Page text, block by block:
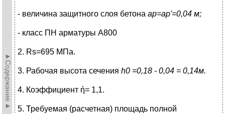
►Содержание►
- величина защитного слоя бетона ар=ар'=0,04 м;
- класс ПН арматуры А800
2. Rs=695 МПа.
3. Рабочая высота сечения h0 =0,18 - 0,04 = 0,14м.
4. Коэффициент ή= 1,1.
5. Требуемая (расчетная) площадь полной